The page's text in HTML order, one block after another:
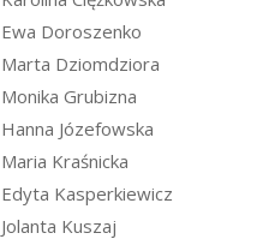
Ewa Doroszenko
Marta Dziomdziora
Monika Grubizna
Hanna Józefowska
Maria Kraśnicka
Edyta Kasperkiewicz
Jolanta Kuszaj